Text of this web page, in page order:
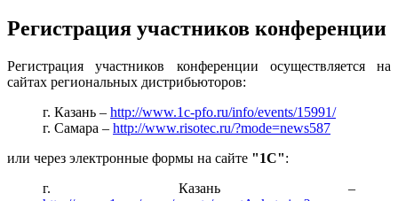
Регистрация участников конференции
Регистрация участников конференции осуществляется на
сайтах региональных дистрибьюторов:
г. Казань – http://www.1c-pfo.ru/info/events/15991/
г. Самара – http://www.risotec.ru/?mode=news587
или через электронные формы на сайте "1С":
г. Казань –